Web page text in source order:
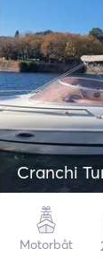
Cranchi
Motorbåt